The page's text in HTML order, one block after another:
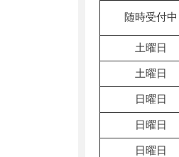
随時受付中
土曜日
土曜日
日曜日
日曜日
日曜日